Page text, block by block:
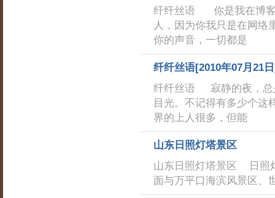
纤纤丝语 你是我在博客
人，因为你我只是在网络
你的声音，一切都是
纤纤丝语[2010年07月21
纤纤丝语 寂静的夜，总
目光。不记得有多少个这
界的上人很多，但能
山东日照灯塔景区
山东日照灯塔景区 日照
面与万平口海滨风景区、